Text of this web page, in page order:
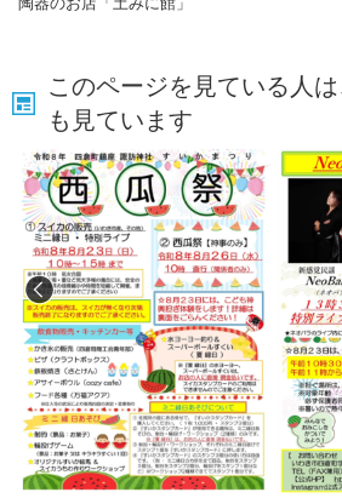
このページを見ている人
も見ています